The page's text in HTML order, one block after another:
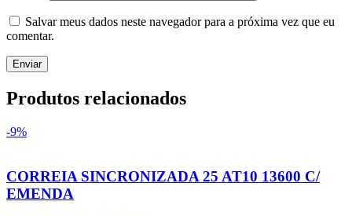
Salvar meus dados neste navegador para a próxima vez que eu
comentar.
Produtos relacionados
-9%
CORREIA SINCRONIZADA 25 AT10 13600 C/
EMENDA